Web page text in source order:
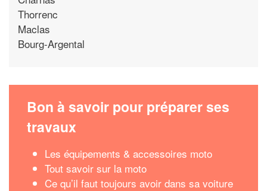
Thorrenc
Maclas
Bourg-Argental
Bon à savoir pour préparer ses
travaux
Les équipements & accessoires moto
Tout savoir sur la moto
Ce qu’il faut toujours avoir dans sa voiture